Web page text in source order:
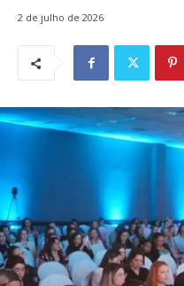
2 de julho de 2026